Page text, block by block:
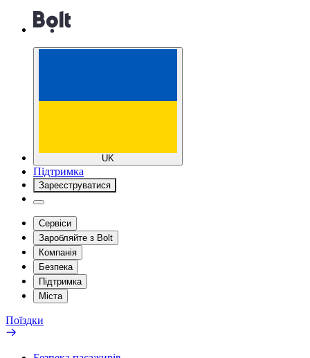
UK
Підтримка
Зареєструватися
Сервіси
Заробляйте з Bolt
Компанія
Безпека
Підтримка
Міста
Поїздки